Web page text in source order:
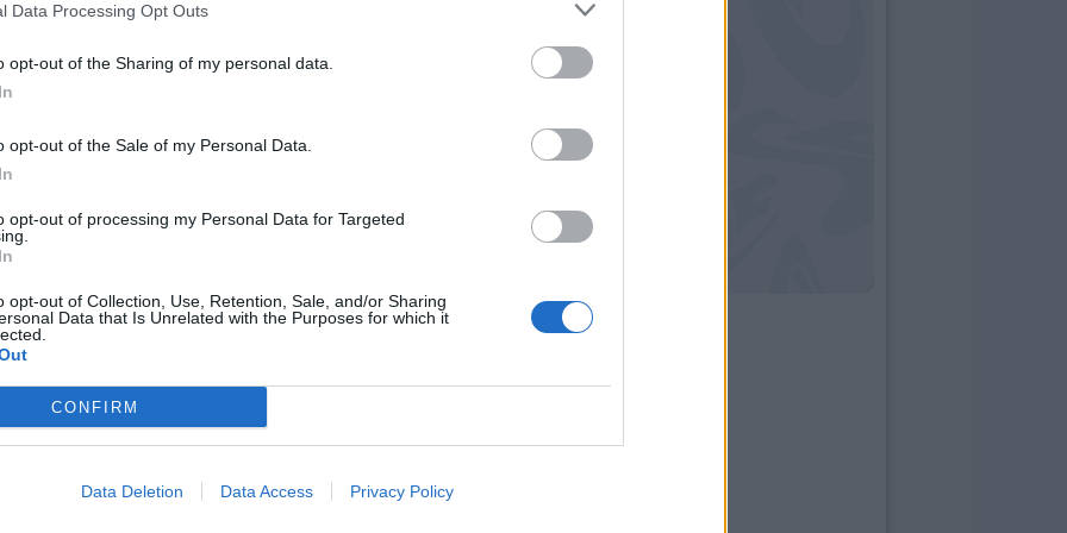
Data Processing Opt Outs
opt-out of the Sharing of my personal data.
opt-out of the Sale of my Personal Data.
opt-out of processing my Personal Data for Targeted
opt-out of Collection, Use, Retention, Sale, and/or Sharing
Data that Is Unrelated with the Purposes for which it
CONFIRM
Data Deletion Data Access Privacy Policy
sono rivolte anche verso
muscolare e ieri l'argentino ha svolto
il gruppo.
in campodal 1' minuto con Jovetic e
impiegato sin da subito nel 4-3-3 studiato
Montolivo, ma il tecnico potrebbe
de Jong e Bonaventura ed Honda sulla
dell'ex atalantino, con il conseguente
In difesaZapata va in ballottaggio,
Mexes ma soprattutto con Ely
di Mihajlovic. In attacco Bacca e Luiz